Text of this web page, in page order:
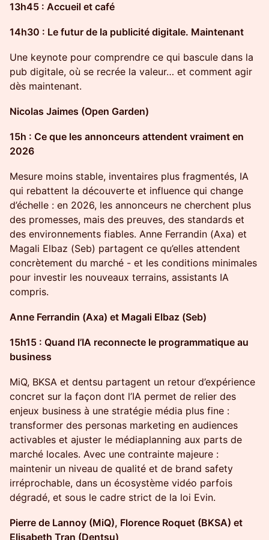
13h45 : Accueil et café
14h30 : Le futur de la publicité digitale. Maintenant
Une keynote pour comprendre ce qui bascule dans la
pub digitale, où se recrée la valeur… et comment agir
dès maintenant.
Nicolas Jaimes (Open Garden)
15h : Ce que les annonceurs attendent vraiment en
2026
Mesure moins stable, inventaires plus fragmentés, IA
qui rebattent la découverte et influence qui change
d’échelle : en 2026, les annonceurs ne cherchent plus
des promesses, mais des preuves, des standards et
des environnements fiables. Anne Ferrandin (Axa) et
Magali Elbaz (Seb) partagent ce qu’elles attendent
concrètement du marché - et les conditions minimales
pour investir les nouveaux terrains, assistants IA
compris.
Anne Ferrandin (Axa) et Magali Elbaz (Seb)
15h15 : Quand l’IA reconnecte le programmatique au
business
MiQ, BKSA et dentsu partagent un retour d’expérience
concret sur la façon dont l’IA permet de relier des
enjeux business à une stratégie média plus fine :
transformer des personas marketing en audiences
activables et ajuster le médiaplanning aux parts de
marché locales. Avec une contrainte majeure :
maintenir un niveau de qualité et de brand safety
irréprochable, dans un écosystème vidéo parfois
dégradé, et sous le cadre strict de la loi Evin.
Pierre de Lannoy (MiQ), Florence Roquet (BKSA) et
Elisabeth Tran (Dentsu)